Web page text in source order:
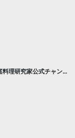
理研究家公式チャン